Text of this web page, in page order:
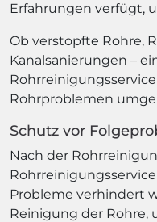
Erfahrungen verfügt,
Ob verstopfte Rohre,
Kanalsanierungen –
Rohrproblemen
Schutz vor
Nach der
Probleme verhindert
Reinigung der Rohre,